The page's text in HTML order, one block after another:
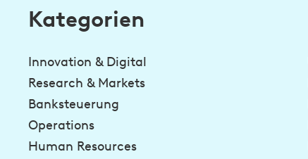
Kategorien
Innovation & Digital
Research & Markets
Banksteuerung
Operations
Human Resources